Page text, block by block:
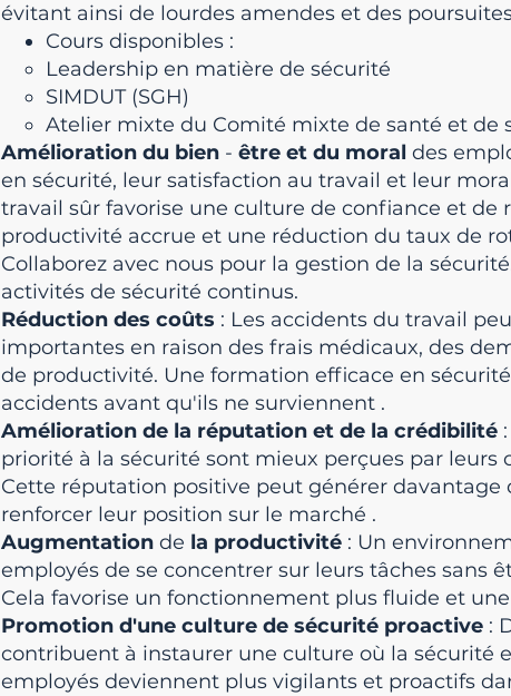
évitant ainsi de lourdes amendes et des
Cours disponibles :
Leadership en matière de sécurité
SIMDUT (SGH)
Atelier mixte du Comité mixte de santé et de
Amélioration du bien - être et du moral des
en sécurité, leur satisfaction au travail et leur
travail sûr favorise une culture de confiance et de
productivité accrue et une réduction du taux de
Collaborez avec nous pour la gestion de la
activités de sécurité continus.
Réduction des coûts : Les accidents du travail
importantes en raison des frais médicaux, des
de productivité. Une formation efficace en
accidents avant qu'ils ne surviennent .
Amélioration de la réputation et de la crédibilité
priorité à la sécurité sont mieux perçues par leurs
Cette réputation positive peut générer
renforcer leur position sur le marché .
Augmentation de la productivité : Un
employés de se concentrer sur leurs tâches sans
Cela favorise un fonctionnement plus fluide et
Promotion d'une culture de sécurité proactive :
contribuent à instaurer une culture où la sécurité
employés deviennent plus vigilants et proactifs